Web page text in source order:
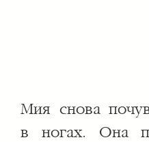
Мия снова
в ногах. Она